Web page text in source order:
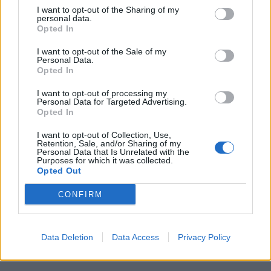
I want to opt-out of the Sharing of my
personal data.
Opted In
I want to opt-out of the Sale of my
Personal Data.
Opted In
I want to opt-out of processing my
Personal Data for Targeted Advertising.
Opted In
I want to opt-out of Collection, Use,
Retention, Sale, and/or Sharing of my
Personal Data that Is Unrelated with the
Purposes for which it was collected.
Opted Out
CONFIRM
Data Deletion Data Access Privacy Policy
Hoe Mijnans past in de PSV-structuur
PSV begint voorbereiding met gelijkspel: zo ziet
de route naar het nieuwe seizoen eruit
Zo overtuigde PSV Sven Mijnans en bleef Ajax
met lege handen achter
Video gaat viraal: Peter Bosz kapt interview na
Oranje-vragen abrupt af
PSV kijkt naar Geertruida en raakt gevoelige
transferlijn
PSV kiest met Tygo Land opnieuw voor de lange